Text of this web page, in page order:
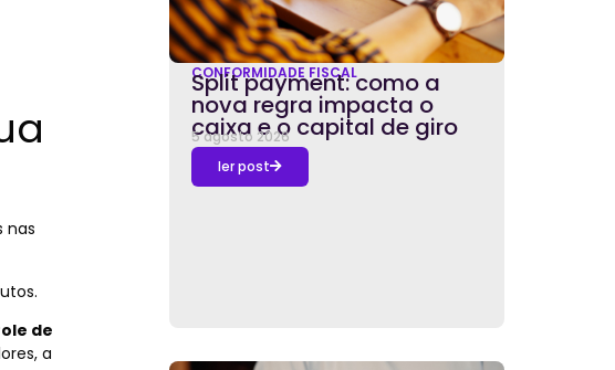
nas
de
a
CONFORMIDADE FISCAL
Split payment: como a
nova regra impacta o
caixa e o capital de giro
5 agosto 2026
ler post